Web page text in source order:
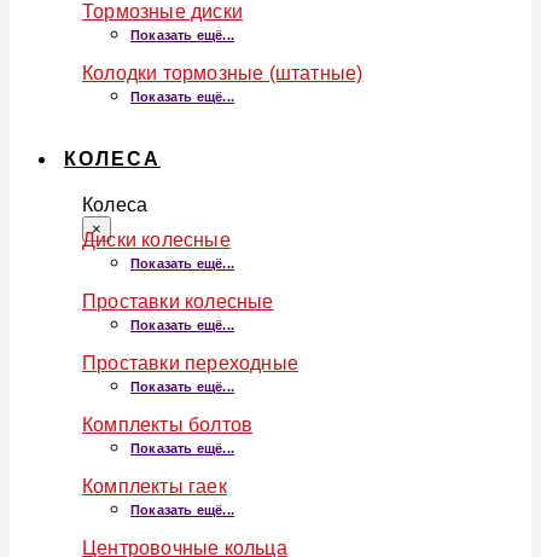
Тормозные диски
Показать ещё...
Колодки тормозные (штатные)
Показать ещё...
КОЛЕСА
Колеса
×
Диски колесные
Показать ещё...
Проставки колесные
Показать ещё...
Проставки переходные
Показать ещё...
Комплекты болтов
Показать ещё...
Комплекты гаек
Показать ещё...
Центровочные кольца